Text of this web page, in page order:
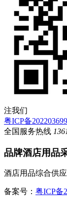
注我们
粤ICP备
全国服务热线
品牌酒店用品
酒店用品综合供
备案号： 粤ICP备